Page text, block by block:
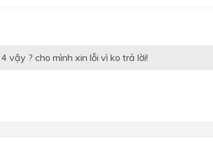
vậy ? cho mình xin lỗi vì ko trả lời!